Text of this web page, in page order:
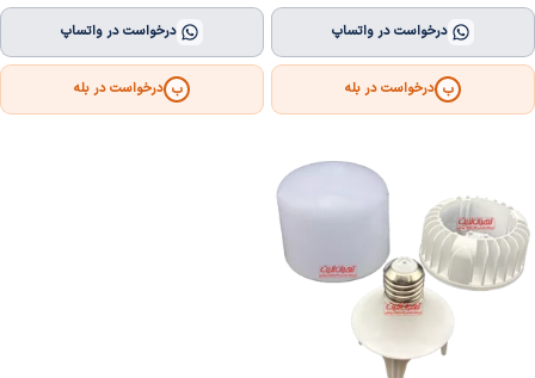
درخواست در واتساپ
ب درخواست در بله
درخواست در واتساپ
ب درخواست در بله